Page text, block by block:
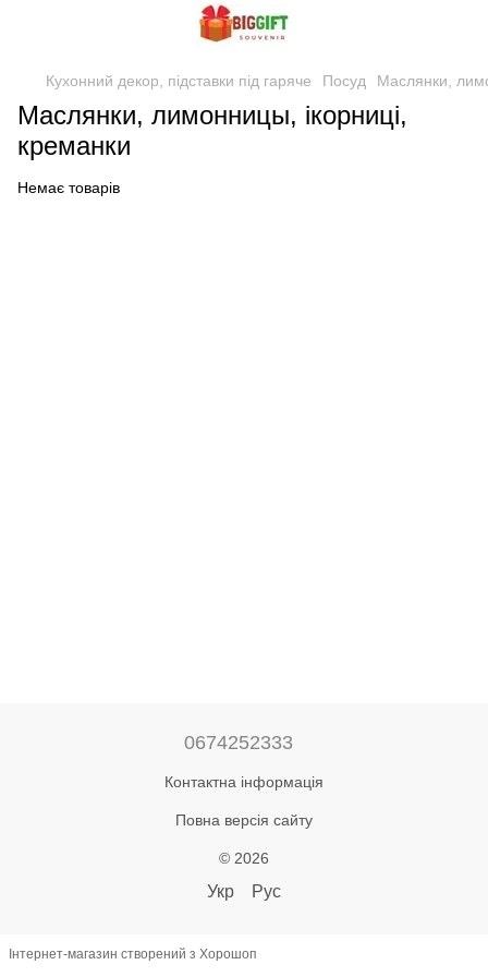
Кухонний декор, підставки під гаряче Посуд Маслянки,
Маслянки, лимонницы, ікорниці,
креманки
Немає товарів
0674252333
Контактна інформація
Повна версія сайту
© 2026
Укр Рус
Інтернет-магазин створений з Хорошоп